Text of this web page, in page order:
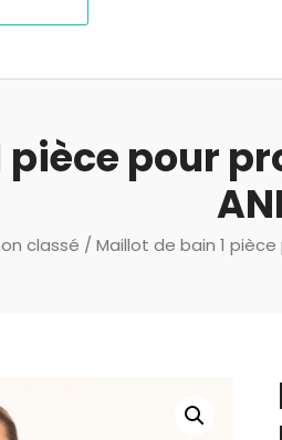
pour
classé / Maillot de bain 1 pièce